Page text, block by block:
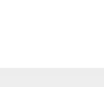
cubanos en
impuesto por